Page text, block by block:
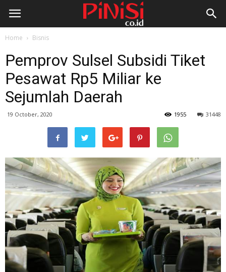
Home Bisnis
Pemprov Sulsel Subsidi Tiket
Pesawat Rp5 Miliar ke
Sejumlah Daerah
19 October, 2020 31448
1955